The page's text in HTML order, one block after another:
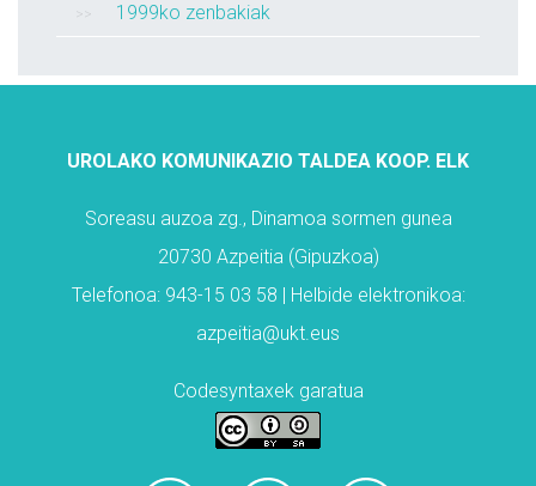
1999ko zenbakiak
UROLAKO KOMUNIKAZIO TALDEA KOOP. ELK
Soreasu auzoa zg., Dinamoa sormen gunea
20730 Azpeitia (Gipuzkoa)
Telefonoa: 943-15 03 58 | Helbide elektronikoa:
azpeitia@ukt.eus
Codesyntaxek garatua